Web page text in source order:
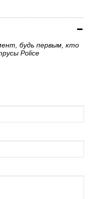
будь первым, кто
Police